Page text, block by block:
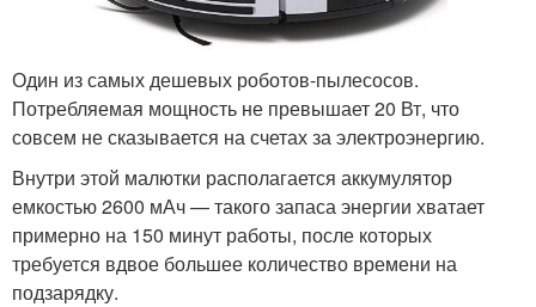
Один из самых дешевых роботов-пылесосов.
Потребляемая мощность не превышает 20 Вт, что
совсем не сказывается на счетах за электроэнергию.
Внутри этой малютки располагается аккумулятор
емкостью 2600 мАч — такого запаса энергии хватает
примерно на 150 минут работы, после которых
требуется вдвое большее количество времени на
подзарядку.